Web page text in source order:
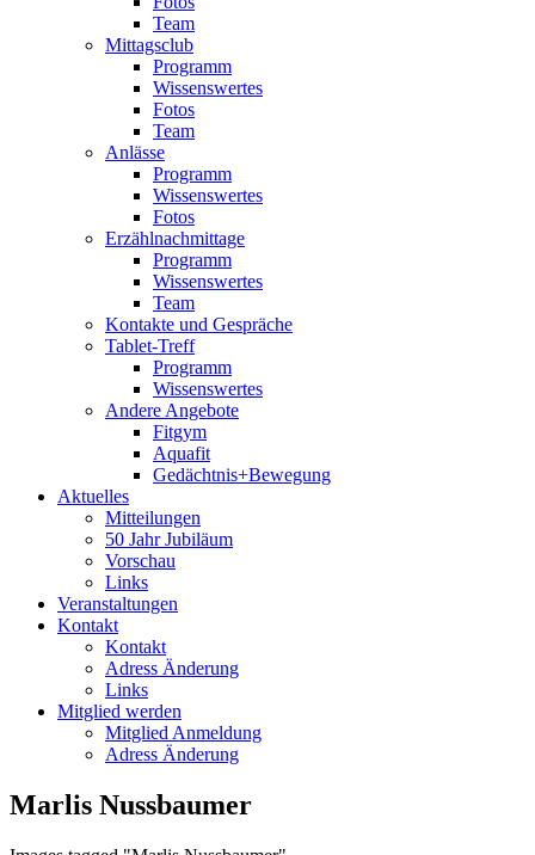
Team
Mittagsclub
Programm
Wissenswertes
Fotos
Team
Anlässe
Programm
Wissenswertes
Fotos
Erzählnachmittage
Programm
Wissenswertes
Team
Kontakte und Gespräche
Tablet-Treff
Programm
Wissenswertes
Andere Angebote
Fitgym
Aquafit
Gedächtnis+Bewegung
Aktuelles
Mitteilungen
50 Jahr Jubiläum
Vorschau
Links
Veranstaltungen
Kontakt
Kontakt
Adress Änderung
Links
Mitglied werden
Mitglied Anmeldung
Adress Änderung
Marlis Nussbaumer